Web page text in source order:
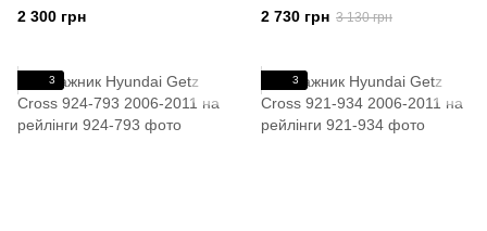
2 300 грн
рейлинги Aero
2 730 грн 3 130 грн
3 3